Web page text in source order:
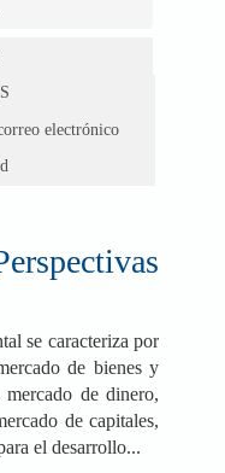
electrónico
se caracteriza por
de bienes y
de dinero,
de capitales,
el desarrollo...